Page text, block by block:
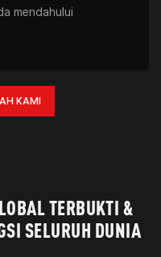
mendahului
KAMI
TERBUKTI &
SELURUH DUNIA